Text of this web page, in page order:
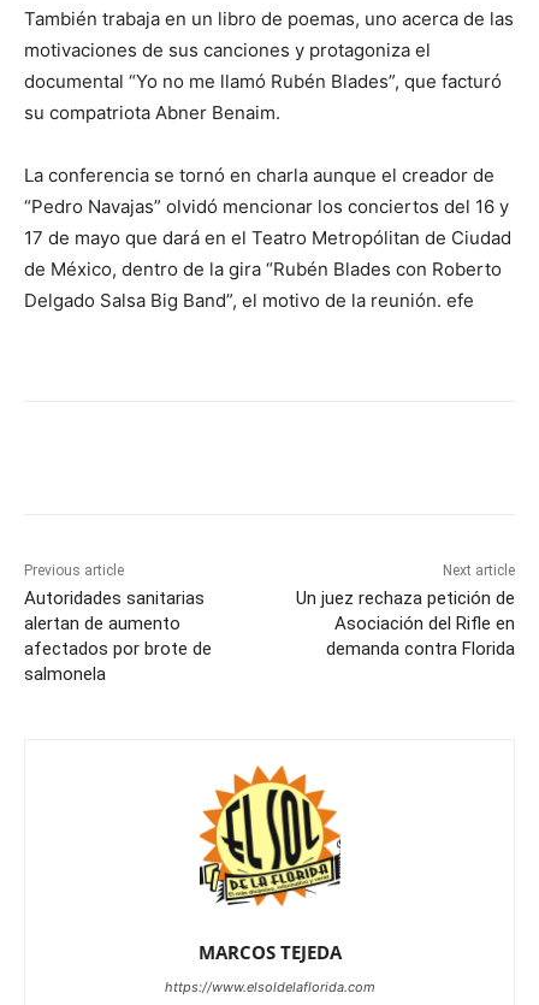
También trabaja en un libro de poemas, uno acerca de las
motivaciones de sus canciones y protagoniza el
documental “Yo no me llamó Rubén Blades”, que facturó
su compatriota Abner Benaim.
La conferencia se tornó en charla aunque el creador de
“Pedro Navajas” olvidó mencionar los conciertos del 16 y
17 de mayo que dará en el Teatro Metropólitan de Ciudad
de México, dentro de la gira “Rubén Blades con Roberto
Delgado Salsa Big Band”, el motivo de la reunión. efe
Previous article
Autoridades sanitarias
alertan de aumento
afectados por brote de
salmonela
Next article
Un juez rechaza petición de
Asociación del Rifle en
demanda contra Florida
MARCOS TEJEDA
https://www.elsoldelaflorida.com